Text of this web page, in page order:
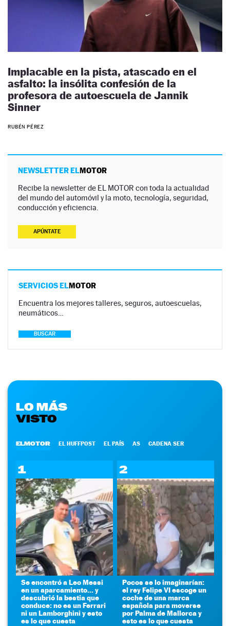
Implacable en la pista, atascado en el
asfalto: la insólita confesión de la
profesora de autoescuela de Jannik
Sinner
RUBÉN PÉREZ
NEWSLETTER ELMOTOR
Recibe la newsletter de EL MOTOR con toda la actualidad
del mundo del automóvil y la moto, tecnología, seguridad,
conducción y eficiencia.
APÚNTATE
SERVICIOS ELMOTOR
Encuentra los mejores talleres, seguros, autoescuelas,
neumáticos…
BUSCAR
LO MÁS
VISTO
ELMOTOR EL HUFFPOST EL PAÍS AS CADENA SER
1
Se encontró a Leo Messi
en un aparcamiento... y
descubrió la bestia que
conduce: no es un Ferrari
ni un Lamborghini y esto
es lo que cuesta
2
Pocos se lo imaginarían:
el rey Felipe VI escoge un
coche de una marca
española para moverse
por Palma de Mallorca y
esto es lo que cuesta